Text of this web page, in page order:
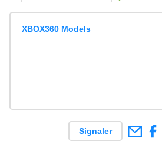
XBOX360 Models
Signaler